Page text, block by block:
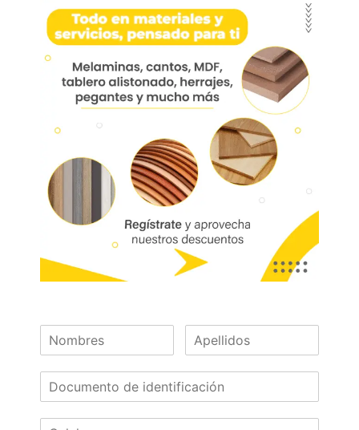
Pegante Pl-285 Practicaja
X 4.5 Gln
Pegante PL285 uso profesional – 4.5 galones
Marca:
Código:
01302
Referencia:
Las imágenes mostradas son de referencia y los colores podrían variar
en físico. Los costos de envío son variables y serán asumidos por el
comprador. No incluye servicios como corte, cantos o enchape. Sólo
Nuestras
Marcas